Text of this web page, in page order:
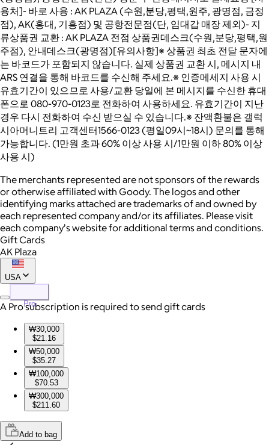
용처]- 바로 사용 : AK PLAZA (수원,분당,평택,원주, 광명점, 금정
점), AK(홍대, 기흥점) 및 공항전문점(단, 임대갑 매장 제외)- 지
류상품권 교환 : AK PLAZA 전점 상품권데스크(수원,분당,평택,원
주점), 안내데스크(광명점)[유의사항]※ 상품권 최초 전달 문자에
는 바코드가 포함되지 않습니다. 실제 상품권 교환 시, 메시지 내
ARS 연결을 통해 바코드를 수신해 주세요.※ 인증메세지 사용 시
유효기간이 있으므로 사용/교환 당일에 본 메시지를 수신한 휴대
폰으로 080-970-0123로 전화하여 사용하세요. 유효기간이 지난
경우 다시 전화하여 수신 받으실 수 있습니다.※ 잔액환불은 갤럭
시아머니트리 고객센터1566-0123 (평일09시~18시) 문의를 통해
가능합니다. (1만원 초과 60% 이상 사용 시/1만원 이하 80% 이상
사용 시)
The merchants represented are not sponsors of the rewards
or otherwise affiliated with Goody. The logos and other
identifying marks attached are trademarks of and owned by
each represented company and/or its affiliates. Please visit
each company's website for additional terms and conditions.
Gift Cards
AK Plaza
USA
Pro
A Pro subscription is required to send gift cards
₩30,000
$21.16
₩50,000
$35.27
₩100,000
$70.53
₩300,000
$211.60
Add to bag